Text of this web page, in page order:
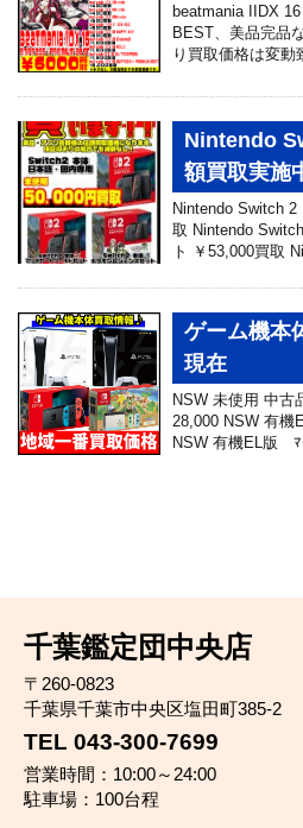
beatmania IIDX
BEST、美品完品
り買取価格は変
Nintendo
額買取実施
Nintendo Switch
取 Nintendo
ト ￥53,000買取
ゲーム機
現在
NSW 未使用 中
28,000 NSW 有
NSW 有機EL版 ﾏ
千葉鑑定団中央店
〒260-0823
千葉県千葉市中央区塩田町385-2
TEL 043-300-7699
営業時間：10:00～24:00
駐車場：100台程